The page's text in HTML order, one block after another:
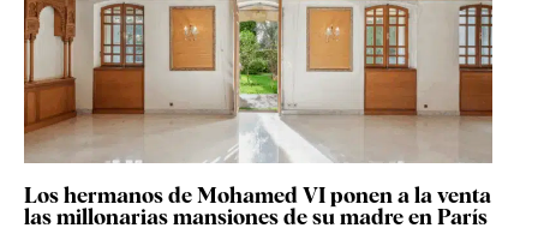
Los hermanos de Mohamed VI ponen a la venta
las millonarias mansiones de su madre en París